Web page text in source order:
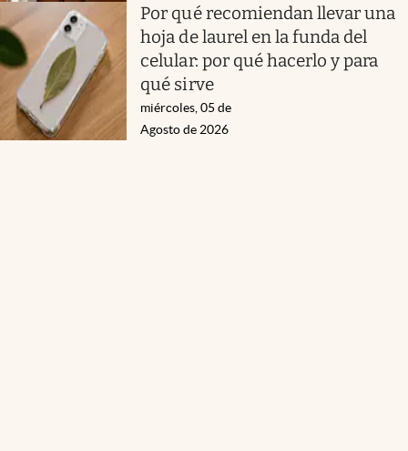
Por qué recomiendan llevar una
hoja de laurel en la funda del
celular: por qué hacerlo y para
qué sirve
miércoles, 05 de
Agosto de 2026